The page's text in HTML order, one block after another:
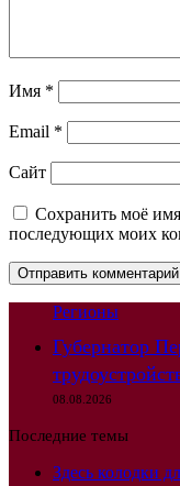
Имя *
Email *
Сайт
Сохранить моё
последующих моих
Регионы
Губернатор
08.08.2026
Последние темы
Здесь колодки